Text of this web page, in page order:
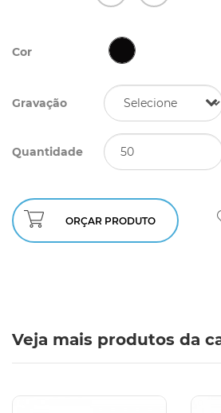
Cor
Gravação
Quantidade
ORÇAR PRODUTO
Veja mais produtos da